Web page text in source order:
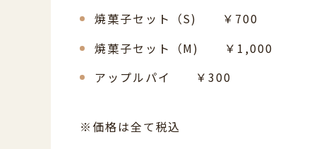
焼菓子セット（S) ￥700
焼菓子セット（M) ￥1,000
アップルパイ ￥300
※価格は全て税込